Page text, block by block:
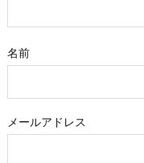
名前
メールアドレス